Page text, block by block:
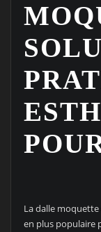
La dalle
en plus populaire